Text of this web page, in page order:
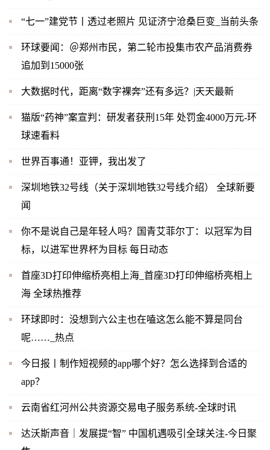
“七一”建党节丨透过老照片 见证济宁沧桑巨变_当前头条
环球要闻：＠郑州市民，第二轮市投集市农产品消费券
追加到15000张
大数据时代，距离“数字裸奔”还有多远？|天天最新
猫版“药神”案宣判：研发者获刑15年 处罚金4000万元-环
球速看料
世界百事通！亚钾，我出发了
深圳地铁32号线（关于深圳地铁32号线介绍） 全球新要
闻
你不是说自己是年轻人吗？国青艾菲尔丁：以冠军为目
标，以进军世界杯为目标 每日动态
首座3D打印伸缩桥亮相上海_首座3D打印伸缩桥亮相上
海 全球热推荐
环球即时：没想到六公主也在嗑这怎么能不算是同台
呢……_热点
今日报丨制作短视频的app哪个好？怎么选择到合适的
app？
云南省红河州公共资源交易电子服务系统-全球时讯
达沃斯声音｜发展提“智” 中国机遇吸引全球关注-今日聚